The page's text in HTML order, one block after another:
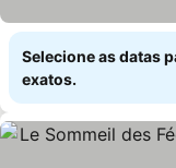
Selecione as datas
exatos.